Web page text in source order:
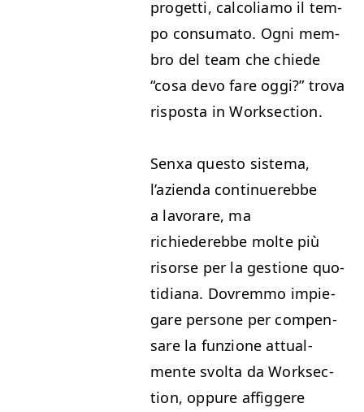
prog­et­ti, cal­co­l­iamo il tem­
po con­suma­to. Ogni mem­
bro del team che chiede
“cosa devo fare oggi?” tro­va
rispos­ta in Worksection.
Senxa questo sis­tema,
l’azien­da con­tin­uerebbe
a lavo­rare, ma
richiederebbe molte più
risorse per la ges­tione quo­
tid­i­ana. Dovrem­mo imp­ie­
gare per­sone per com­pen­
sare la fun­zione attual­
mente svol­ta da Work­sec­
tion, oppure affig­gere